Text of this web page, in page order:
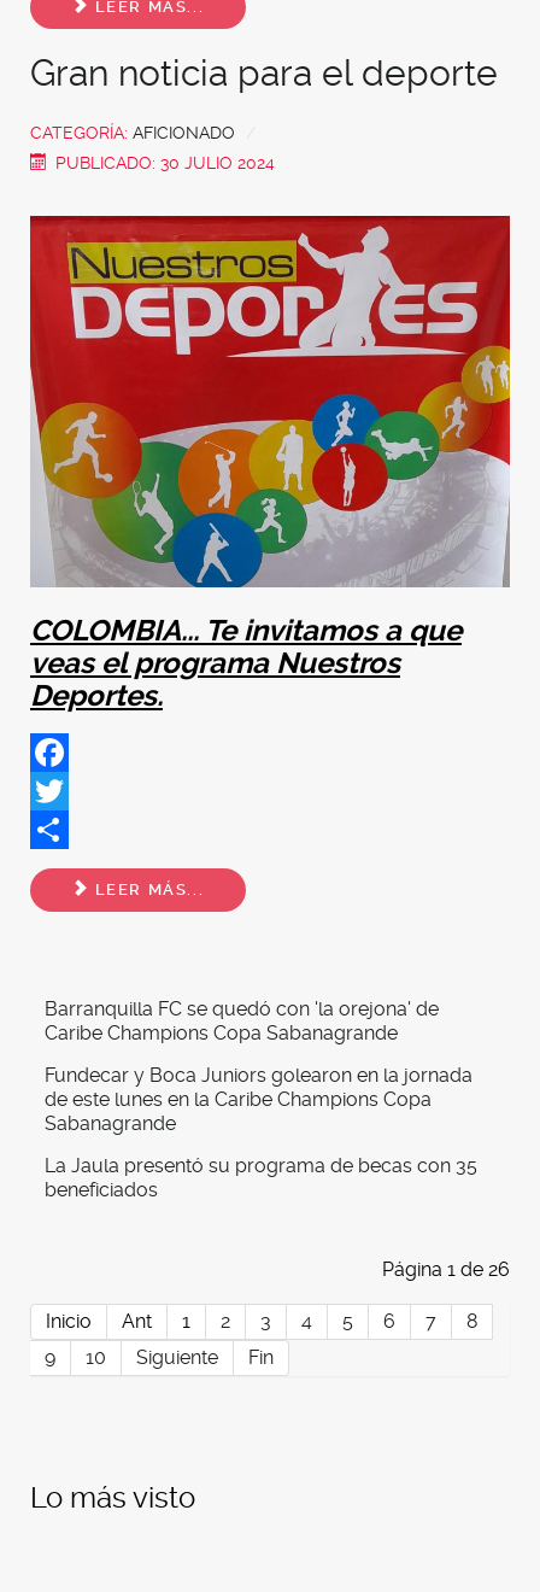
LEER MÁS...
Gran noticia para el deporte
CATEGORÍA: AFICIONADO
PUBLICADO: 30 JULIO 2024
COLOMBIA... Te invitamos a que
veas el programa Nuestros
Deportes.
Facebook
Twitter
Share
LEER MÁS...
Barranquilla FC se quedó con 'la orejona' de
Caribe Champions Copa Sabanagrande
Fundecar y Boca Juniors golearon en la jornada
de este lunes en la Caribe Champions Copa
Sabanagrande
La Jaula presentó su programa de becas con 35
beneficiados
Página 1 de 26
Inicio Ant 1 2 3 4 5 6 7
8
9
10 Siguiente Fin
Lo más visto